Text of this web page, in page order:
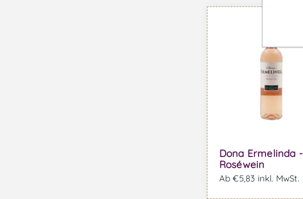
Dona Ermelinda -
Roséwein
Ab €5,83 inkl. MwSt.